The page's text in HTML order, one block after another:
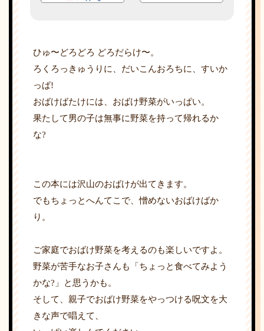
ひゅ〜どろどろ どろだらけ〜。
ろくろっきゅうりに、だいこんおろちに、すいか
っぱ!
おばけばたけには、おばけ野菜がいっぱい。
果たして男の子は無事に野菜を持って帰れるか
な?
この本には沢山のおばけが出てきます。
でもちょっとへんてこで、憎めないおばけばか
り。
ご家庭でおばけ野菜を考えるのも楽しいですよ。
野菜が苦手なお子さんも「ちょっと食べてみよう
かな?」と思うかも。
そして、親子でおばけ野菜をやっつける呪文を大
きな声で唱えて、